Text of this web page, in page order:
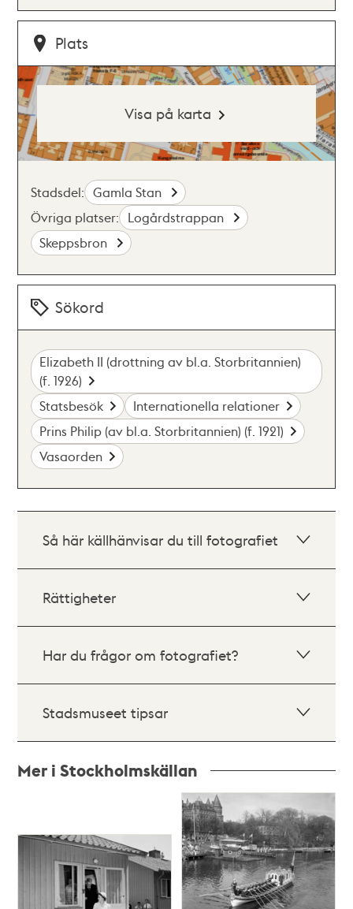
Plats
Visa på karta
Stadsdel: Gamla Stan
Övriga platser: Logårdstrappan
Skeppsbron
Sökord
Elizabeth II (drottning av bl.a. Storbritannien)
(f. 1926)
Statsbesök
Internationella relationer
Prins Philip (av bl.a. Storbritannien) (f. 1921)
Vasaorden
Så här källhänvisar du till fotografiet
Rättigheter
Har du frågor om fotografiet?
Stadsmuseet tipsar
Mer i Stockholmskällan
och